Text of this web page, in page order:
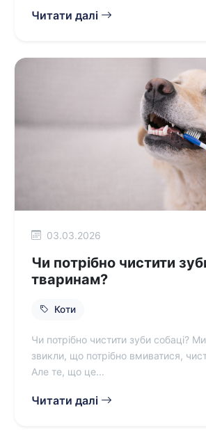
Читати далі
03.03.2026
Чи потрібно чистити
тваринам?
Коти
Чи потрібно чистити зуби собаці?
звикли, що потрібно вмиватися,
Але те, що це...
Читати далі